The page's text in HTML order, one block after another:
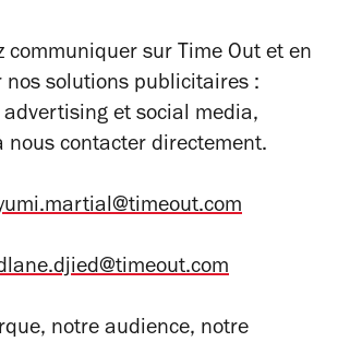
communiquer sur Time Out et en
nos solutions publicitaires :
et social media,
nous contacter directement.
notre audience, notre